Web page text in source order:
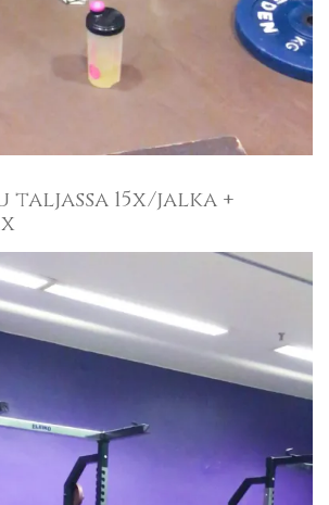
taljassa 15x/jalka +